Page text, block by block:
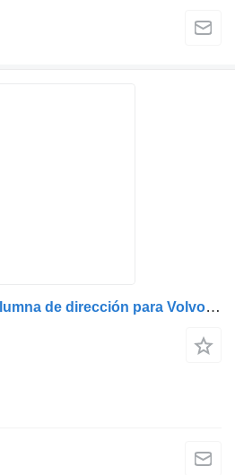
Coloană de direcție columna de dirección para Volvo – Coduri: 20575175, 20529379, 20529377, 20575171, 20360840, 20360842 camión